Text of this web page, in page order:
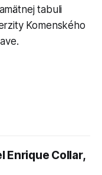
tabuli
Komenského
Enrique Collar,